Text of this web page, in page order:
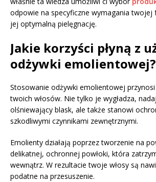
odpowie na specyficzne wymagania twojej
jej optymalną pielęgnację.
Jakie korzyści płyną z
odżywki emolientowej?
Stosowanie odżywki emolientowej
twoich włosów. Nie tylko je wygładza,
olśniewający blask, ale także stanowi
szkodliwymi czynnikami zewnętrznymi.
Emolienty działają poprzez tworzenie na
delikatnej, ochronnej powłoki, która
wewnątrz. W rezultacie twoje włosy są
podatne na przesuszenie.